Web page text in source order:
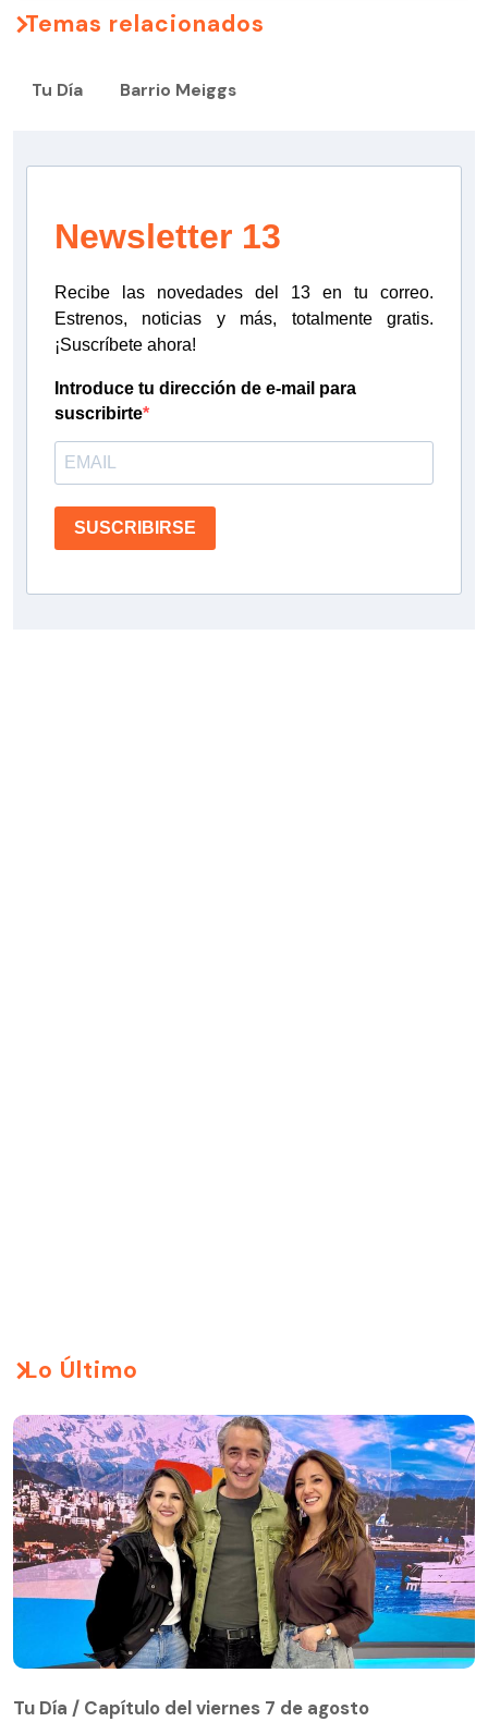
Temas relacionados
Tu Día Barrio Meiggs
Newsletter 13
Recibe las novedades del 13 en tu correo.
Estrenos, noticias y más, totalmente gratis.
¡Suscríbete ahora!
Introduce tu dirección de e-mail para
suscribirte
SUSCRIBIRSE
Lo Último
Tu Día / Capítulo del viernes 7 de agosto